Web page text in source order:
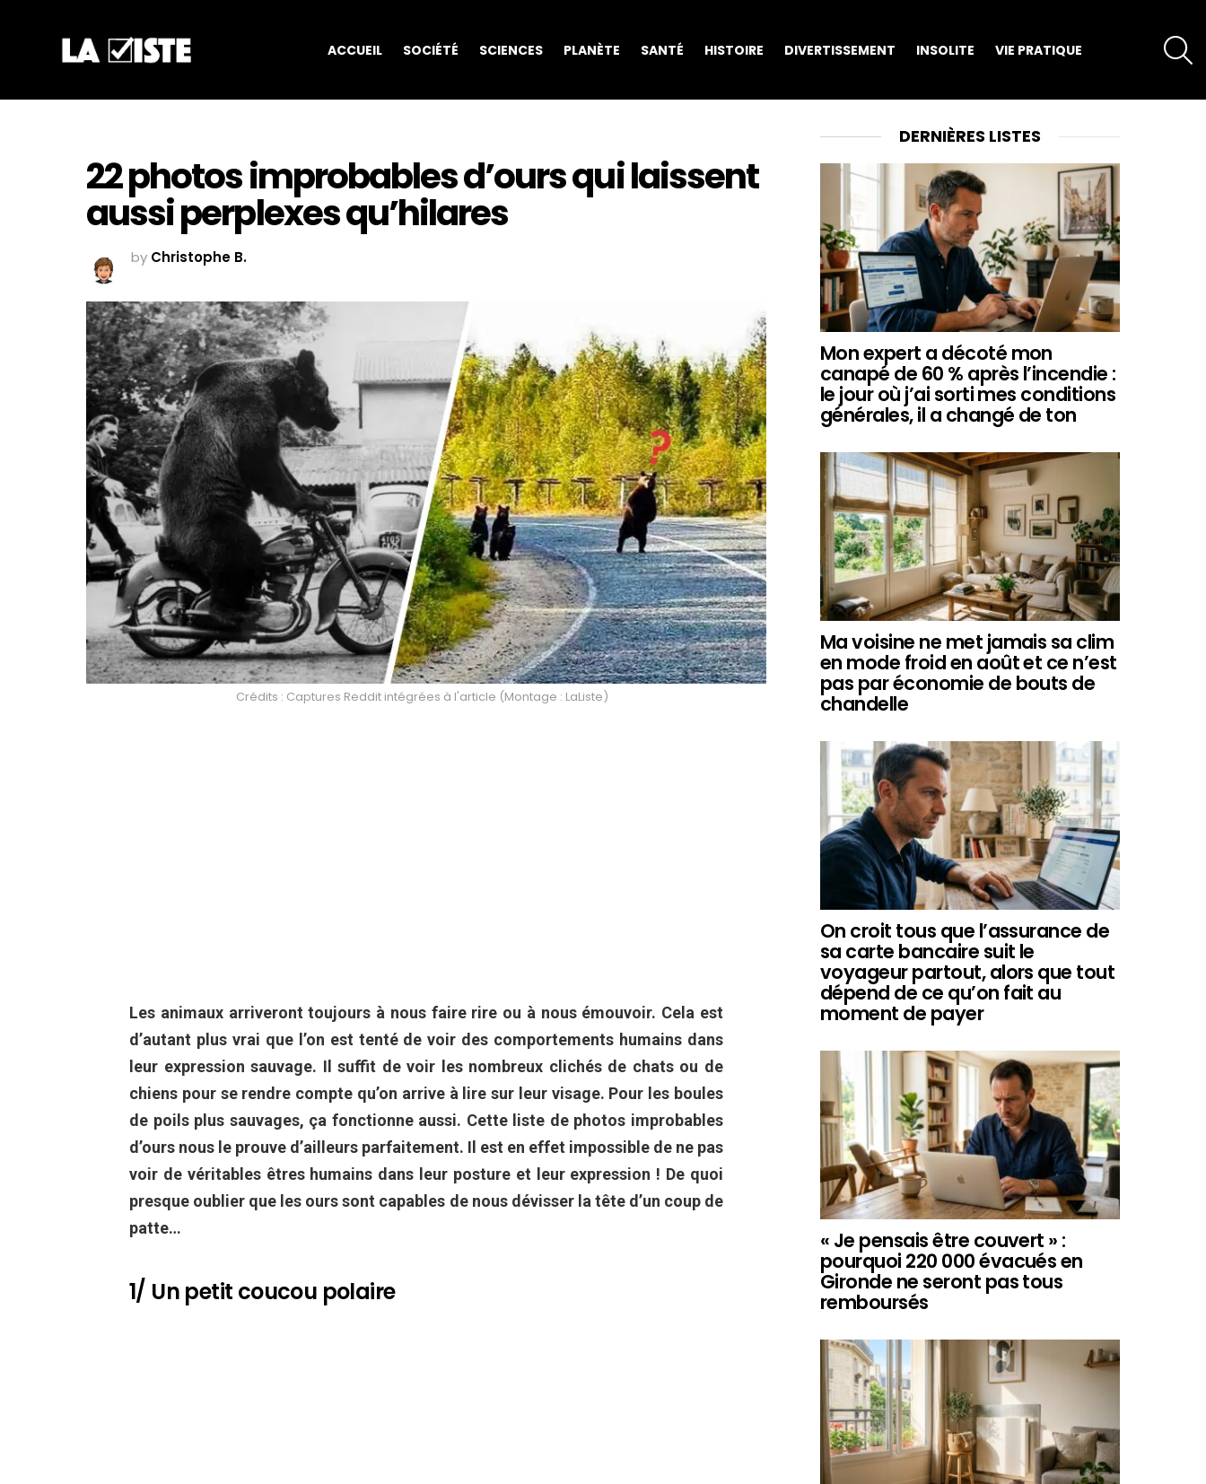
ACCUEIL SOCIÉTÉ SCIENCES PLANÈTE SANTÉ HISTOIRE DIVERTISSEMENT INSOLITE VIE PRATIQUE
22 photos improbables d’ours qui laissent
aussi perplexes qu’hilares
by Christophe B.
Crédits : Captures Reddit intégrées à l'article (Montage : LaListe)
Les animaux arriveront toujours à nous faire rire ou à nous émouvoir. Cela est
d’autant plus vrai que l’on est tenté de voir des comportements humains dans
leur expression sauvage. Il suffit de voir les nombreux clichés de chats ou de
chiens pour se rendre compte qu’on arrive à lire sur leur visage. Pour les boules
de poils plus sauvages, ça fonctionne aussi. Cette liste de photos improbables
d’ours nous le prouve d’ailleurs parfaitement. Il est en effet impossible de ne pas
voir de véritables êtres humains dans leur posture et leur expression ! De quoi
presque oublier que les ours sont capables de nous dévisser la tête d’un coup de
patte…
1/ Un petit coucou polaire
DERNIÈRES LISTES
Mon expert a décoté mon
canapé de 60 % après l’incendie :
le jour où j’ai sorti mes conditions
générales, il a changé de ton
Ma voisine ne met jamais sa clim
en mode froid en août et ce n’est
pas par économie de bouts de
chandelle
On croit tous que l’assurance de
sa carte bancaire suit le
voyageur partout, alors que tout
dépend de ce qu’on fait au
moment de payer
« Je pensais être couvert » :
pourquoi 220 000 évacués en
Gironde ne seront pas tous
remboursés